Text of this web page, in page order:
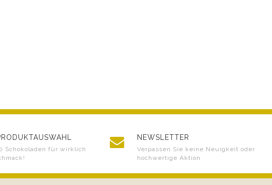
Schokoladen für wirklich
NEWSLETTER
Verpassen Sie keine Neuigkeit oder
hochwertige Aktion